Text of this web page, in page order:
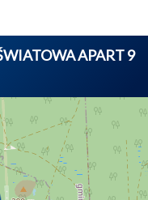
APART 9